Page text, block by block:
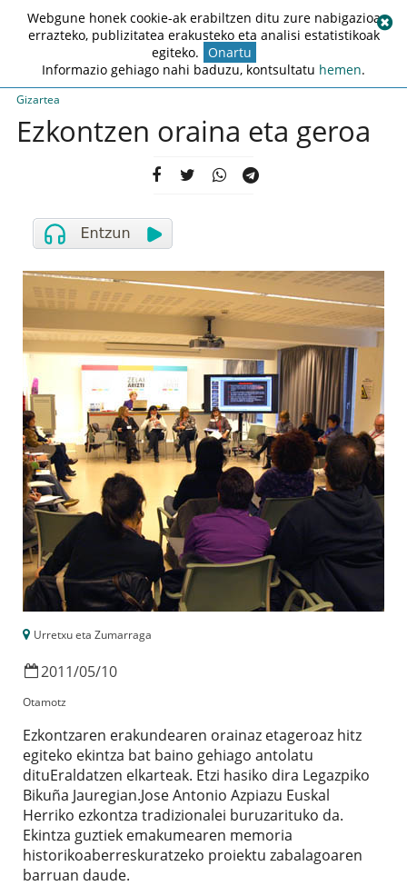
Gizartea
Ezkontzen oraina eta geroa
Urretxu eta Zumarraga
2011/05/10
Otamotz
Ezkontzaren erakundearen orainaz etageroaz hitz
egiteko ekintza bat baino gehiago antolatu
dituEraldatzen elkarteak. Etzi hasiko dira Legazpiko
Bikuña Jauregian.Jose Antonio Azpiazu Euskal
Herriko ezkontza tradizionalei buruzarituko da.
Ekintza guztiek emakumearen memoria
historikoaberreskuratzeko proiektu zabalagoaren
barruan daude.
Webgune honek cookie-ak erabiltzen ditu zure nabigazioa
errazteko, publizitatea erakusteko eta analisi estatistikoak
egiteko. Onartu
Informazio gehiago nahi baduzu, kontsultatu hemen.